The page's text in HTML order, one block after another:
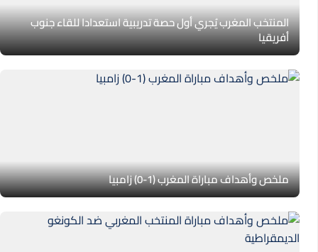
المنتخب المغرب يُجري أول حصة تدريبية استعدادا للقاء جنوب
أفريقيا
ملخص وأهداف مباراة المغرب (1-0) زامبيا